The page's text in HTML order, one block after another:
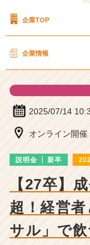
企業TOP
企業情報
2025/07/14
オンライン開催
説明会 新卒
【27卒】
超！経営
サル」で飲